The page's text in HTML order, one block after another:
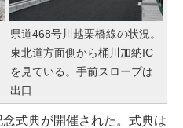
県道468号川越栗橋線の状況。
東北道方面側から桶川加納IC
を見ている。手前スロープは
出口
式典が開催された。式典は